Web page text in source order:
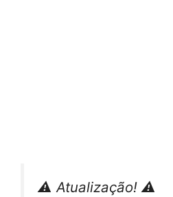
⚠️ Atualização! ⚠️